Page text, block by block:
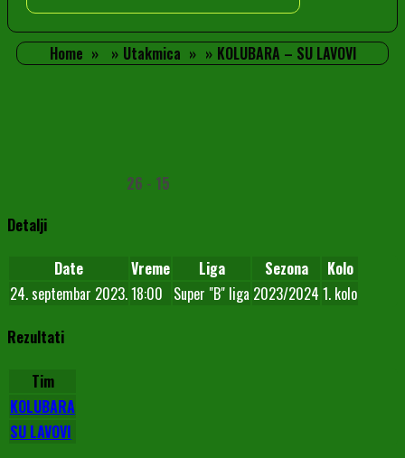
Home Utakmica KOLUBARA – SU LAVOVI
26 - 15
Detalji
Date Vreme Liga Sezona
Kolo
24. septembar 2023.18:00 Super "B" liga 2023/2024 1. kolo
Rezultati
Tim
KOLUBARA
SU LAVOVI